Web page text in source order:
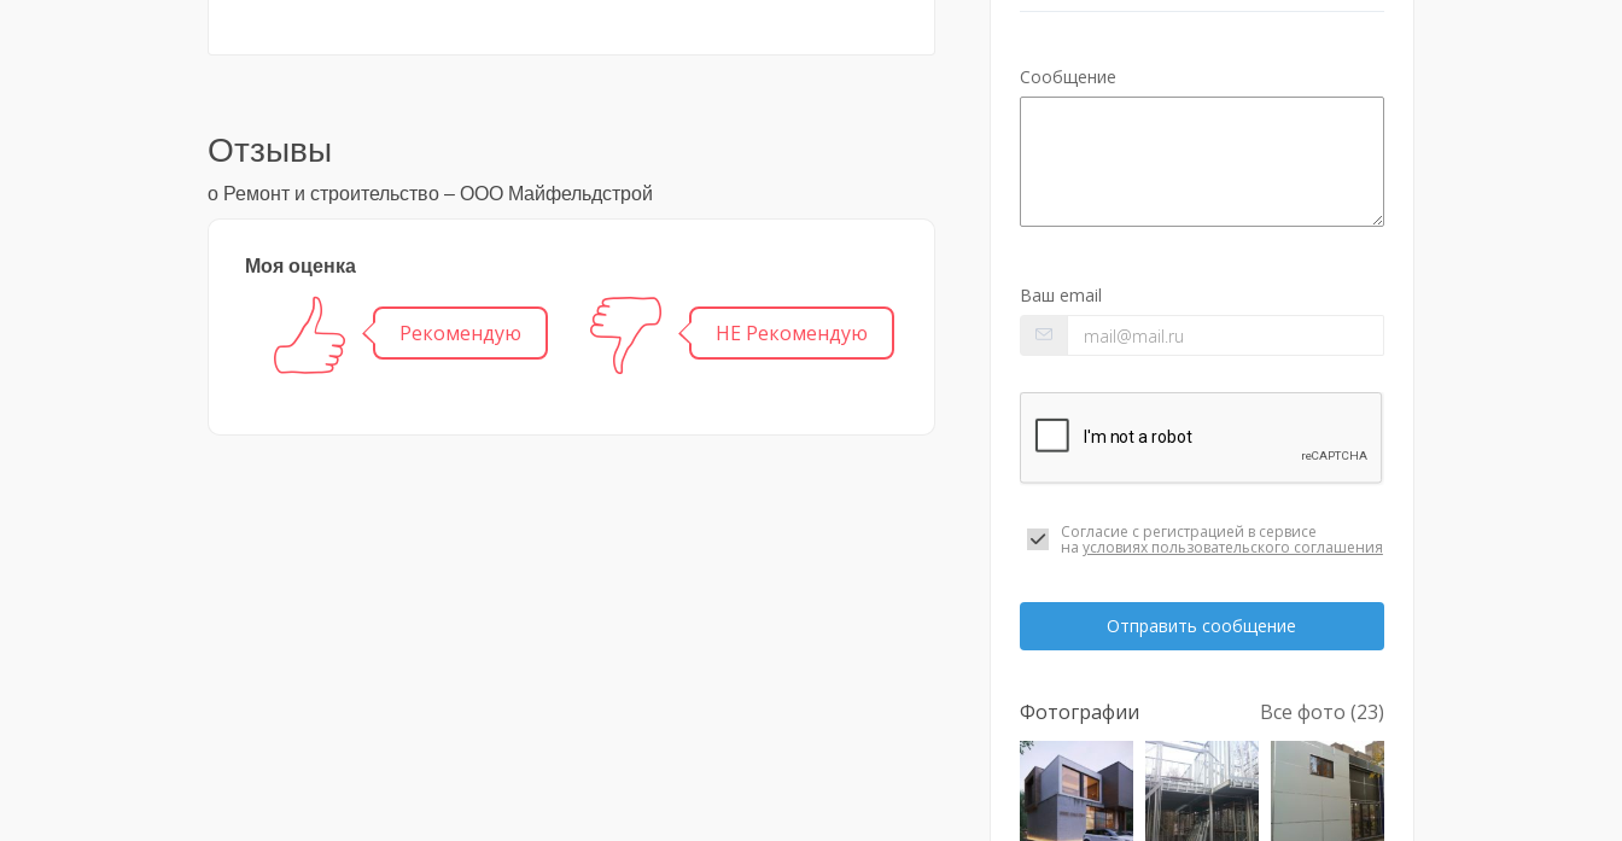
Отзывы
о Ремонт и строительство – ООО Майфельдстрой
Моя оценка
Рекомендую НЕ Рекомендую
Сообщение
Ваш email
Согласие с регистрацией в сервисе
на условиях пользовательского соглашения
Отправить сообщение
Фотографии Все фото (23)